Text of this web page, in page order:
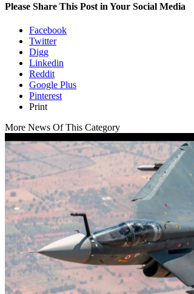
Please Share This Post in Your Social Media
Facebook
Twitter
Digg
Linkedin
Reddit
Google Plus
Pinterest
Print
More News Of This Category